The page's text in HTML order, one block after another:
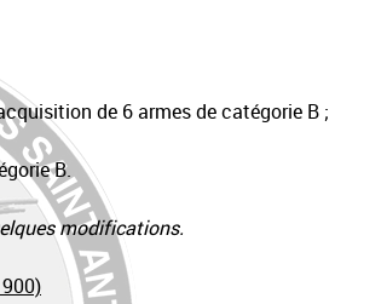
de 6 armes de catégorie B ;
B.
modifications.